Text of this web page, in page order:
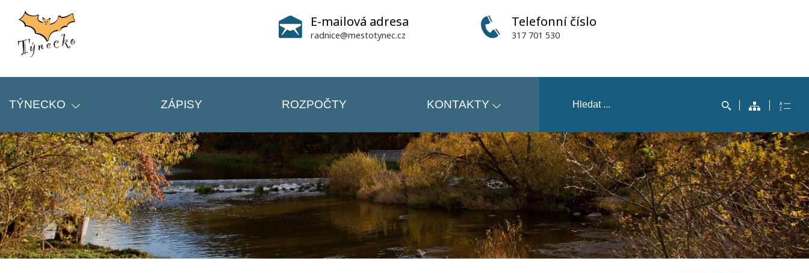
TÝNECKO ZÁPISY ROZPOČTY KONTAKTY
E-mailová adresa
radnice@mestotynec.cz
Telefonní číslo
317 701 530